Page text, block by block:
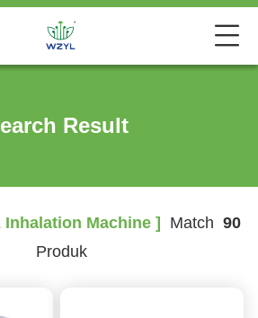
Result
Inhalation Machine ] Match 90
Produk